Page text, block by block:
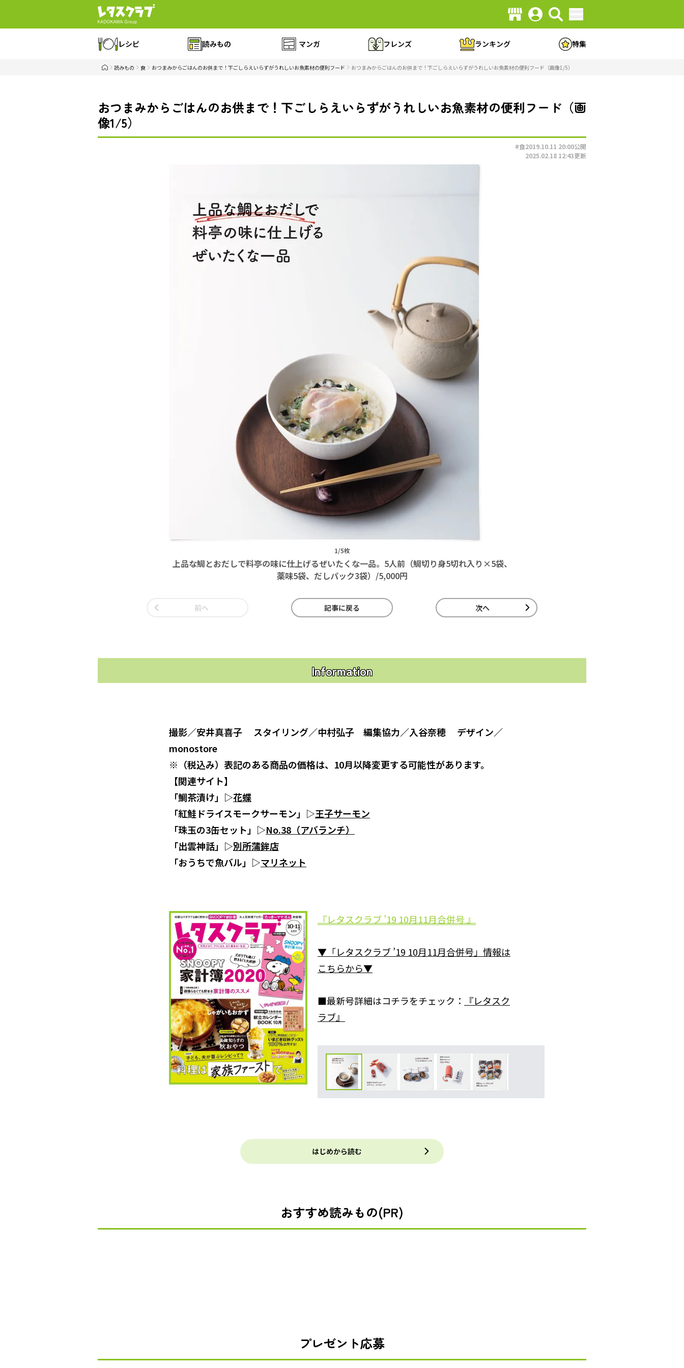
レシピ 読みもの マンガ フレンズ ランキング 特集
読みもの 食 おつまみからごはんのお供まで！下ごしらえいらずがうれしいお魚素材の便利フード おつまみからごはんのお供まで！下ごしらえいらずがうれしいお魚素材の便利フード（画像1/5）
おつまみからごはんのお供まで！下ごしらえいらずがうれしいお魚素材の便利フード（画
像1/5）
#食2019.10.11 20:00公開
2025.02.18 12:43更新
1/5枚
上品な鯛とおだしで料亭の味に仕上げるぜいたくな一品。5人前（鯛切り身5切れ入り×5袋、
薬味5袋、だしパック3袋）/5,000円
前へ 記事に戻る 次へ
Information
撮影／安井真喜子 スタイリング／中村弘子 編集協力／入谷奈穂 デザイン／
monostore
※（税込み）表記のある商品の価格は、10月以降変更する可能性があります。
【関連サイト】
「鯛茶漬け」▷花蝶
「紅鮭ドライスモークサーモン」▷王子サーモン
「珠玉の3缶セット」▷No.38（アバランチ）
「出雲神話」▷別所蒲鉾店
「おうちで魚バル」▷マリネット
『レタスクラブ ’19 10月11月合併号 』
▼「レタスクラブ ’19 10月11月合併号」情報は
こちらから▼
■最新号詳細はコチラをチェック：
『レタスク
ラブ』
はじめから読む
おすすめ読みもの(PR)
プレゼント応募